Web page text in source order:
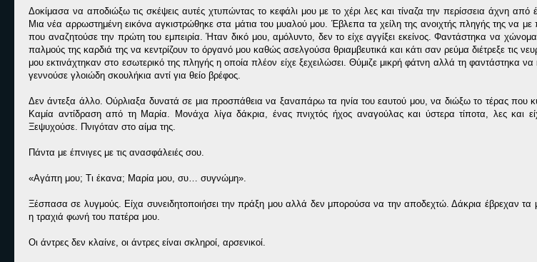
Δοκίμασα να αποδιώξω τις σκέψεις αυτές χτυπώντας το κεφάλι μου με το χέρι λες και τίναζα την περίσσεια άχνη από
Μια νέα αρρωστημένη εικόνα αγκιστρώθηκε στα μάτια του μυαλού μου. Έβλεπα τα χείλη της ανοιχτής πληγής της να με
που αναζητούσε την πρώτη του εμπειρία. Ήταν δικό μου, αμόλυντο, δεν το είχε αγγίξει εκείνος. Φαντάστηκα να
παλμούς της καρδιά της να κεντρίζουν το όργανό μου καθώς ασελγούσα θριαμβευτικά και κάτι σαν ρεύμα διέτρεξε τις
μου εκτινάχτηκαν στο εσωτερικό της πληγής η οποία πλέον είχε ξεχειλώσει. Θύμιζε μικρή φάτνη αλλά τη φαντάστηκα
γεννούσε γλοιώδη σκουλήκια αντί για θείο βρέφος.
Δεν άντεξα άλλο. Ούρλιαξα δυνατά σε μια προσπάθεια να ξαναπάρω τα ηνία του εαυτού μου, να διώξω το τέρας που
Καμία αντίδραση από τη Μαρία. Μονάχα λίγα δάκρια, ένας πνιχτός ήχος αναγούλας και ύστερα τίποτα, λες και
Ξεψυχούσε. Πνιγόταν στο αίμα της.
Πάντα με έπνιγες με τις ανασφάλειές σου.
«Αγάπη μου; Τι έκανα; Μαρία μου, συ… συγνώμη».
Ξέσπασα σε λυγμούς. Είχα συνειδητοποιήσει την πράξη μου αλλά δεν μπορούσα να την αποδεχτώ. Δάκρια έβρεχαν τα
η τραχιά φωνή του πατέρα μου.
Οι άντρες δεν κλαίνε, οι άντρες είναι σκληροί, αρσενικοί.